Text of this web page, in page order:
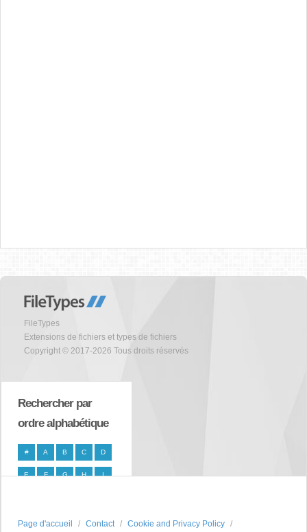
FileTypes
Extensions de fichiers et types de fichiers
Copyright © 2017-2026 Tous droits réservés
Rechercher par
ordre alphabétique
# A B C D
E F G H I
P S
Page d'accueil Contact Cookie and Privacy Policy